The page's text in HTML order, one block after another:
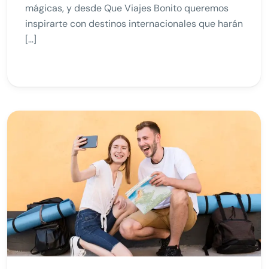
mágicas, y desde Que Viajes Bonito queremos
inspirarte con destinos internacionales que harán
[…]